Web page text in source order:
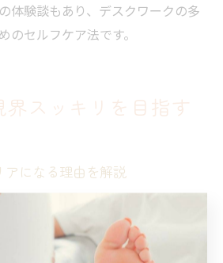
体験談もあり、デスクワークの多
のセルフケア法です。
スッキリを目指す
アになる理由を解説
で視界がクリアになる理由には、
く関係しています。足裏には全身
るとされる「反射区」が存在し、